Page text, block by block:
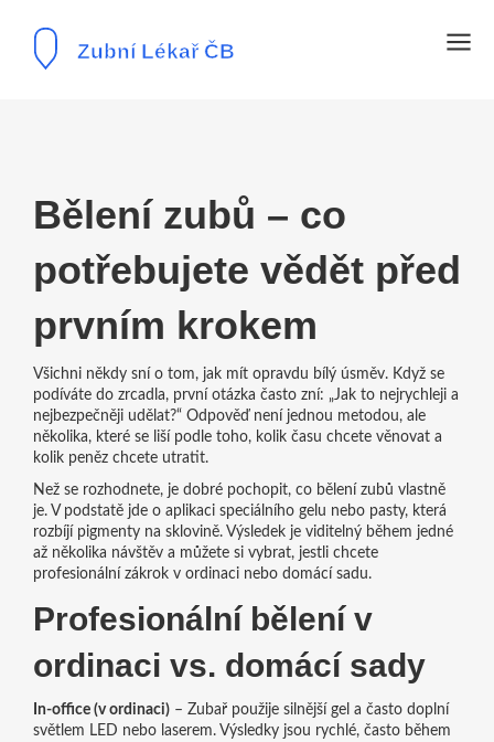
Bělení zubů – co
potřebujete vědět před
prvním krokem
Všichni někdy sní o tom, jak mít opravdu bílý úsměv. Když se
podíváte do zrcadla, první otázka často zní: „Jak to nejrychleji a
nejbezpečněji udělat?“ Odpověď není jednou metodou, ale
několika, které se liší podle toho, kolik času chcete věnovat a
kolik peněz chcete utratit.
Než se rozhodnete, je dobré pochopit, co bělení zubů vlastně
je. V podstatě jde o aplikaci speciálního gelu nebo pasty, která
rozbíjí pigmenty na sklovině. Výsledek je viditelný během jedné
až několika návštěv a můžete si vybrat, jestli chcete
profesionální zákrok v ordinaci nebo domácí sadu.
Profesionální bělení v
ordinaci vs. domácí sady
In‑office (v ordinaci)– Zubař použije silnější gel a často doplní
světlem LED nebo laserem. Výsledky jsou rychlé, často během